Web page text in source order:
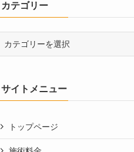
カテゴリー
ーサイトメニュー
トップページ